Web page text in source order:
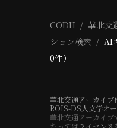
CODH 華北交
ション検索
AI
0件）
華北交通アーカイブ
ROIS-DS人文学オ
華北交通アーカイ